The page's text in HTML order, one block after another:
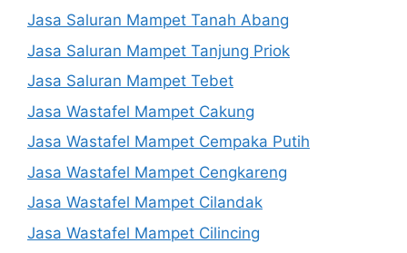
Jasa Saluran Mampet Tanah Abang
Jasa Saluran Mampet Tanjung Priok
Jasa Saluran Mampet Tebet
Jasa Wastafel Mampet Cakung
Jasa Wastafel Mampet Cempaka Putih
Jasa Wastafel Mampet Cengkareng
Jasa Wastafel Mampet Cilandak
Jasa Wastafel Mampet Cilincing